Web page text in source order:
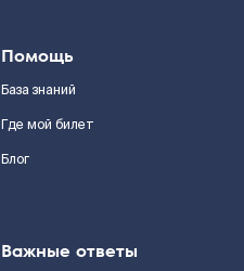
Помощь
База знаний
Где мой билет
Блог
Важные ответы